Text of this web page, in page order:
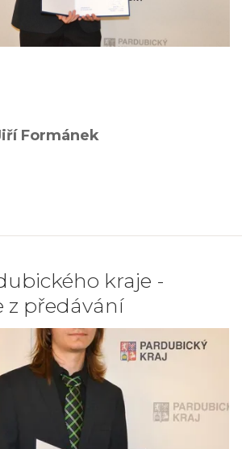
Formánek
kraje -
z předávání